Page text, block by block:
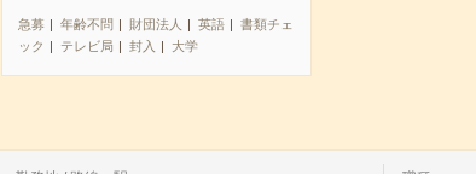
急募 年齢不問 財団法人 英語
書類チェ
ック
テレビ局 封入 大学